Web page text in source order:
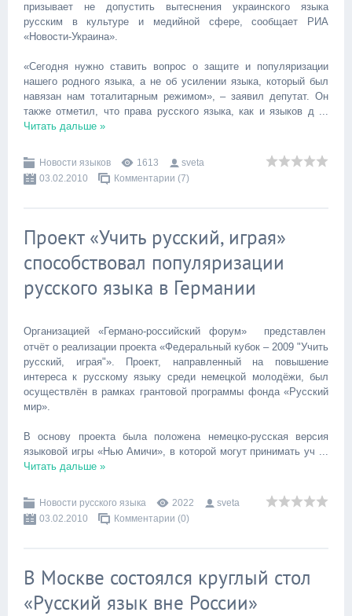
призывает не допустить вытеснения украинского языка
русским в культуре и медийной сфере, сообщает РИА
«Новости-Украина».
«Сегодня нужно ставить вопрос о защите и популяризации
нашего родного языка, а не об усилении языка, который был
навязан нам тоталитарным режимом», – заявил депутат. Он
также отметил, что права русского языка, как и языков д ...
Читать дальше »
Новости языков 1613
sveta
03.02.2010
Комментарии (7)
Проект «Учить русский, играя»
способствовал популяризации
русского языка в Германии
Организацией «Германо-российский форум» представлен
отчёт о реализации проекта «Федеральный кубок – 2009 "Учить
русский, играя"». Проект, направленный на повышение
интереса к русскому языку среди немецкой молодёжи, был
осуществлён в рамках грантовой программы фонда «Русский
мир».
В основу проекта была положена немецко-русская версия
языковой игры «Нью Амичи», в которой могут принимать уч ...
Читать дальше »
Новости русского языка 2022
sveta
03.02.2010
Комментарии (0)
В Москве состоялся круглый стол
«Русский язык вне России»